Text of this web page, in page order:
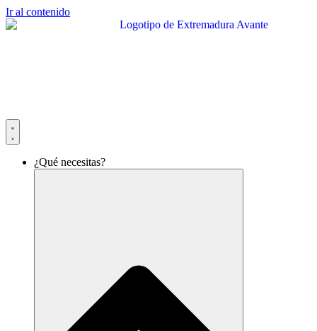
Ir al contenido
¿Qué necesitas?